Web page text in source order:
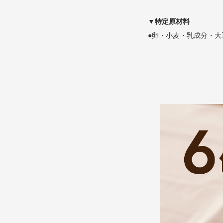
▼特定原材料
●卵・小麦・乳成分・大